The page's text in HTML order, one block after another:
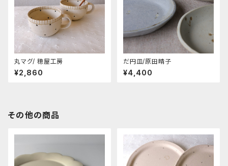
丸マグ/ 穂屋工房
¥2,860
だ円皿/原田晴子
¥4,400
その他の商品